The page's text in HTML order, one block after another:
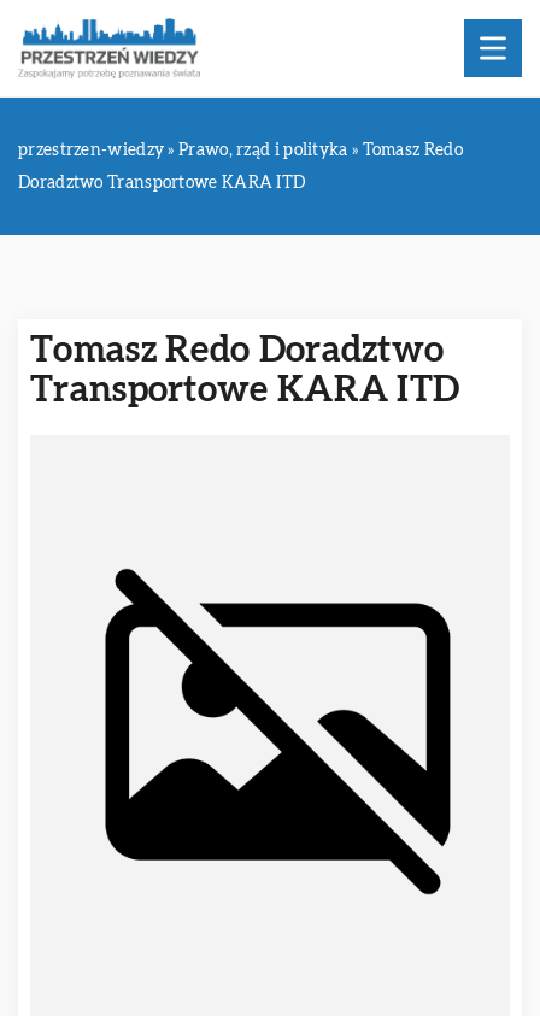
przestrzen-wiedzy »Prawo, rząd i polityka » Tomasz Redo
Doradztwo Transportowe KARA ITD
Tomasz Redo Doradztwo
Transportowe KARA ITD